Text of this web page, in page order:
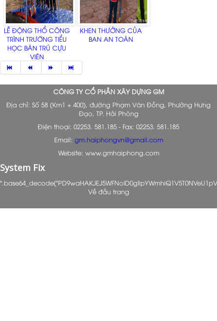
LỄ ĐỘNG THỔ CÔNG
TRÌNH TRƯỜNG TIỂU
HỌC BÁN TRÚ CỰU
VIÊN
KHEN THƯỞNG CỦA
BAN AN TOÀN
CÔNG TY CỔ PHẦN XÂY DỰNG GM
Địa chỉ: Số 58 (Km1 + 400), đường Phạm Văn Đồng, Phường Hưng
Đạo, TP. Hải Phòng
Điện thoại: 02253. 581.185 - Fax: 02253. 581.185
Email: gm.haiphongvn@gmail.com
Website: www.gmhaiphong.com
System Fix
Về đầu trang